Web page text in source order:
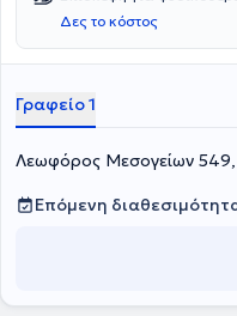
Δες το κόστος
Γραφείο 1
Λεωφόρος Μεσογείων
Επόμενη